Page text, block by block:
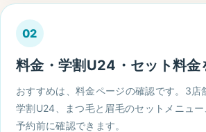
02
料金・学割U24・セット料金
おすすめは、料金ページの確認です。3店
学割U24、まつ毛と眉毛のセットメニュ
予約前に確認できます。